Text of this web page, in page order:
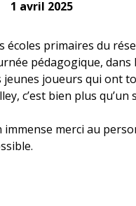
1 avril 2025
écoles primaires du
pédagogique, dans
jeunes joueurs qui ont
c’est bien plus
immense merci au